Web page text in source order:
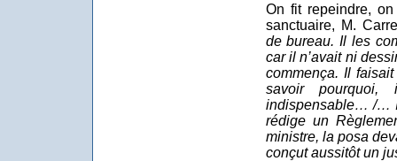
On fit repeindre,
sanctuaire, M.
de bureau. Il les
car il n’avait ni
commença. Il
savoir
indispensable… /…
rédige un
ministre, la posa
conçut aussitôt un